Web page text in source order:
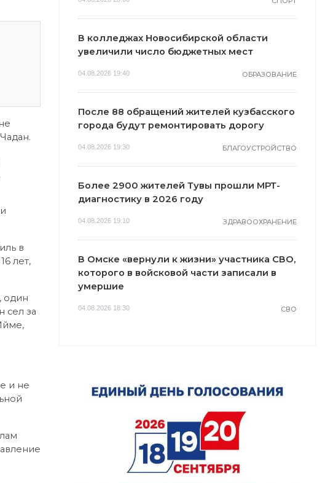
в
лет,
один
сел за
и не
В колледжах Новосибирской области
увеличили число бюджетных мест
04.08.2026 19:40 ОБРАЗОВАНИЕ
После 88 обращений жителей кузбасского
города будут ремонтировать дорогу
04.08.2026 19:30 БЛАГОУСТРОЙСТВО
Более 2900 жителей Тувы прошли МРТ-
диагностику в 2026 году
04.08.2026 19:10 ЗДРАВООХРАНЕНИЕ
В Омске «вернули к жизни» участника СВО,
которого в войсковой части записали в
умершие
04.08.2026 18:30 СВО